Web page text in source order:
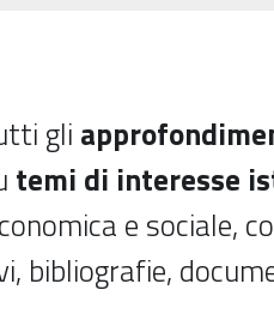
gli
temi di interesse
e sociale,
bibliografie,